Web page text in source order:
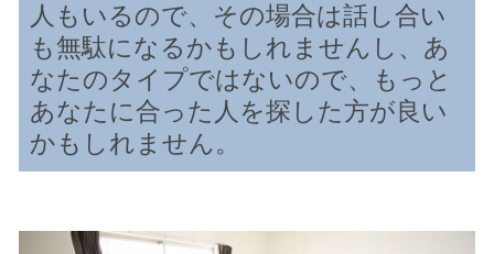
人もいるので、その場合は話し合い
も無駄になるかもしれませんし、あ
なたのタイプではないので、もっと
あなたに合った人を探した方が良い
かもしれません。